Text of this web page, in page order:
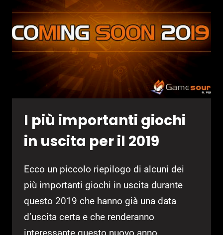
I più importanti giochi
in uscita per il 2019
Ecco un piccolo riepilogo di alcuni dei
più importanti giochi in uscita durante
questo 2019 che hanno già una data
d’uscita certa e che renderanno
interessante questo nuovo anno